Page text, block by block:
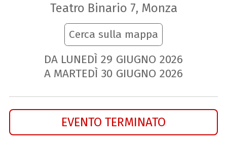
Teatro Binario 7, Monza
Cerca sulla mappa
DA LUNEDÌ 29 GIUGNO 2026
A MARTEDÌ 30 GIUGNO 2026
EVENTO TERMINATO